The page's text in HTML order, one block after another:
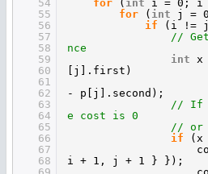
54
55
56
57
58
59
60
61
62
63
64
65
66
67
68
for
( int
i = 0; i
for
( int
j =
if
(i !=
//
nce
int
x
[j].first)
- p[j].second);
// If
e cost is 0
// or
if
(x
i + 1, j + 1 } });